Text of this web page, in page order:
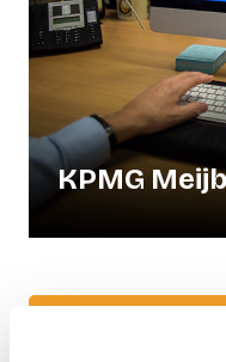
KPMG